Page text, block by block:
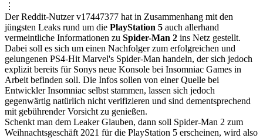
⋮
Der Reddit-Nutzer v17447377 hat in Zusammenhang mit den
jüngsten Leaks rund um die PlayStation 5 auch allerhand
vermeintliche Informationen zu Spider-Man 2 ins Netz gestellt.
Dabei soll es sich um einen Nachfolger zum erfolgreichen und
gelungenen PS4-Hit Marvel's Spider-Man handeln, der sich jedoch
explizit bereits für Sonys neue Konsole bei Insomniac Games in
Arbeit befinden soll. Die Infos sollen von einer Quelle bei
Entwickler Insomniac selbst stammen, lassen sich jedoch
gegenwärtig natürlich nicht verifizieren und sind dementsprechend
mit gebührender Vorsicht zu genießen.
Schenkt man dem Leaker Glauben, dann soll Spider-Man 2 zum
Weihnachtsgeschäft 2021 für die PlayStation 5 erscheinen, wird also